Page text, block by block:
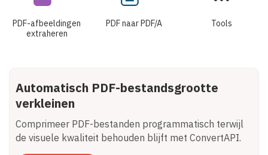
PDF-afbeeldingen
extraheren
PDF naar PDF/A Tools
Automatisch PDF-bestandsgrootte
verkleinen
Comprimeer PDF-bestanden programmatisch terwijl
de visuele kwaliteit behouden blijft met ConvertAPI.